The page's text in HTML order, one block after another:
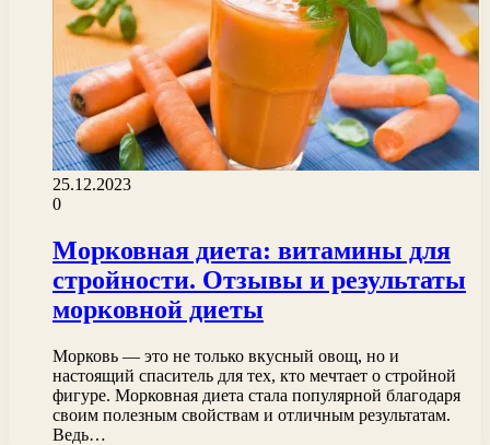
25.12.2023
0
Морковная диета: витамины для
стройности. Отзывы и результаты
морковной диеты
Морковь — это не только вкусный овощ, но и
настоящий спаситель для тех, кто мечтает о стройной
фигуре. Морковная диета стала популярной благодаря
своим полезным свойствам и отличным результатам.
Ведь…